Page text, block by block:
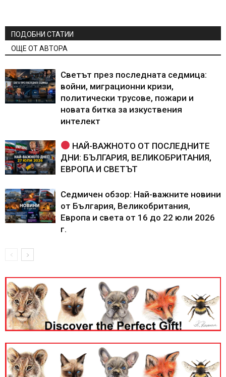
ПОДОБНИ СТАТИИ
ОЩЕ ОТ АВТОРА
Светът през последната седмица:
войни, миграционни кризи,
политически трусове, пожари и
новата битка за изкуствения
интелект
НАЙ-ВАЖНОТО ОТ ПОСЛЕДНИТЕ
ДНИ: БЪЛГАРИЯ, ВЕЛИКОБРИТАНИЯ,
ЕВРОПА И СВЕТЪТ
Седмичен обзор: Най-важните новини
от България, Великобритания,
Европа и света от 16 до 22 юли 2026
г.